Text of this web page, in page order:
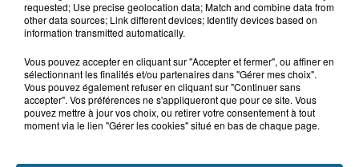
Grand jeu de l'été : les cabines de plages
Gagnez vos entrées pour Dennlys
Parc
requested; Use precise geolocation data; Match and combine data from
other data sources; Link different devices; Identify devices based on
information transmitted automatically.
Vous pouvez accepter en cliquant sur "Accepter et fermer", ou affiner en
sélectionnant les finalités et/ou partenaires dans "Gérer mes choix".
Vous pouvez également refuser en cliquant sur "Continuer sans
accepter". Vos préférences ne s'appliqueront que pour ce site. Vous
pouvez mettre à jour vos choix, ou retirer votre consentement à tout
moment via le lien "Gérer les cookies" situé en bas de chaque page.